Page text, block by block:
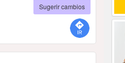
Sugerir cambios